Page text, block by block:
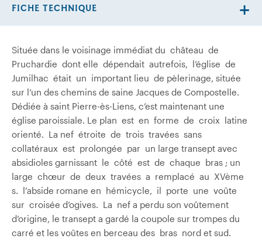
Située dans le voisinage immédiat du château de
Pruchardie dont elle dépendait autrefois, l’église de
Jumilhac était un important lieu de pèlerinage, située
sur l’un des chemins de saine Jacques de Compostelle.
Dédiée à saint Pierre-ès-Liens, c’est maintenant une
église paroissiale. Le plan est en forme de croix latine
orienté. La nef étroite de trois travées sans
collatéraux est prolongée par un large transept avec
absidioles garnissant le côté est de chaque bras ; un
large chœur de deux travées a remplacé au XVème
s. l’abside romane en hémicycle, il porte une voûte
sur croisée d’ogives. La nef a perdu son voûtement
d’origine, le transept a gardé la coupole sur trompes du
carré et les voûtes en berceau des bras nord et sud.
FICHE TECHNIQUE